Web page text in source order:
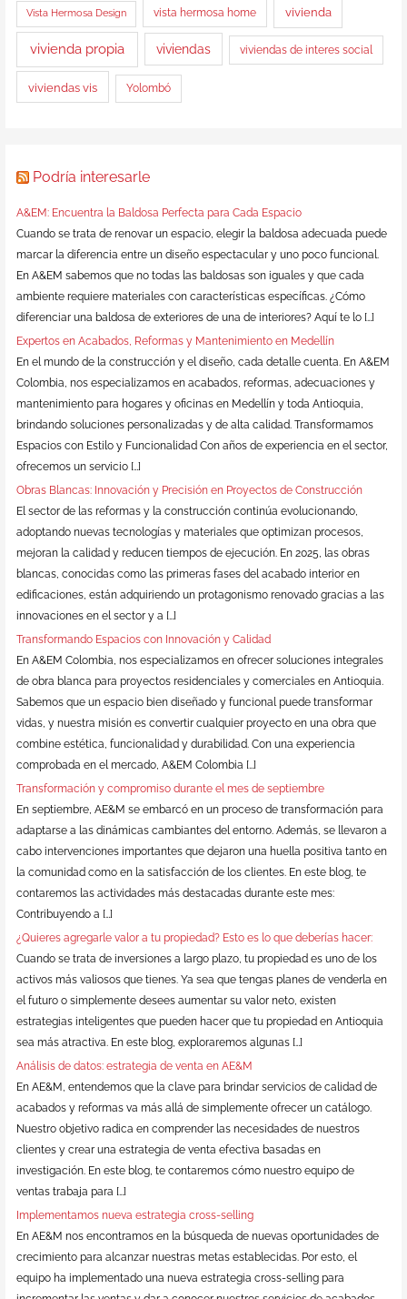
Vista Hermosa Design vista hermosa home vivienda
vivienda propia viviendas viviendas de interes social
viviendas vis Yolombó
Podría interesarle
A&EM: Encuentra la Baldosa Perfecta para Cada Espacio
Cuando se trata de renovar un espacio, elegir la baldosa adecuada puede
marcar la diferencia entre un diseño espectacular y uno poco funcional.
En A&EM sabemos que no todas las baldosas son iguales y que cada
ambiente requiere materiales con características específicas. ¿Cómo
diferenciar una baldosa de exteriores de una de interiores? Aquí te lo […]
Expertos en Acabados, Reformas y Mantenimiento en Medellín
En el mundo de la construcción y el diseño, cada detalle cuenta. En A&EM
Colombia, nos especializamos en acabados, reformas, adecuaciones y
mantenimiento para hogares y oficinas en Medellín y toda Antioquia,
brindando soluciones personalizadas y de alta calidad. Transformamos
Espacios con Estilo y Funcionalidad Con años de experiencia en el sector,
ofrecemos un servicio […]
Obras Blancas: Innovación y Precisión en Proyectos de Construcción
El sector de las reformas y la construcción continúa evolucionando,
adoptando nuevas tecnologías y materiales que optimizan procesos,
mejoran la calidad y reducen tiempos de ejecución. En 2025, las obras
blancas, conocidas como las primeras fases del acabado interior en
edificaciones, están adquiriendo un protagonismo renovado gracias a las
innovaciones en el sector y a […]
Transformando Espacios con Innovación y Calidad
En A&EM Colombia, nos especializamos en ofrecer soluciones integrales
de obra blanca para proyectos residenciales y comerciales en Antioquia.
Sabemos que un espacio bien diseñado y funcional puede transformar
vidas, y nuestra misión es convertir cualquier proyecto en una obra que
combine estética, funcionalidad y durabilidad. Con una experiencia
comprobada en el mercado, A&EM Colombia […]
Transformación y compromiso durante el mes de septiembre
En septiembre, AE&M se embarcó en un proceso de transformación para
adaptarse a las dinámicas cambiantes del entorno. Además, se llevaron a
cabo intervenciones importantes que dejaron una huella positiva tanto en
la comunidad como en la satisfacción de los clientes. En este blog, te
contaremos las actividades más destacadas durante este mes:
Contribuyendo a […]
¿Quieres agregarle valor a tu propiedad? Esto es lo que deberías hacer:
Cuando se trata de inversiones a largo plazo, tu propiedad es uno de los
activos más valiosos que tienes. Ya sea que tengas planes de venderla en
el futuro o simplemente desees aumentar su valor neto, existen
estrategias inteligentes que pueden hacer que tu propiedad en Antioquia
sea más atractiva. En este blog, exploraremos algunas […]
Análisis de datos: estrategia de venta en AE&M
En AE&M, entendemos que la clave para brindar servicios de calidad de
acabados y reformas va más allá de simplemente ofrecer un catálogo.
Nuestro objetivo radica en comprender las necesidades de nuestros
clientes y crear una estrategia de venta efectiva basadas en
investigación. En este blog, te contaremos cómo nuestro equipo de
ventas trabaja para […]
Implementamos nueva estrategia cross-selling
En AE&M nos encontramos en la búsqueda de nuevas oportunidades de
crecimiento para alcanzar nuestras metas establecidas. Por esto, el
equipo ha implementado una nueva estrategia cross-selling para